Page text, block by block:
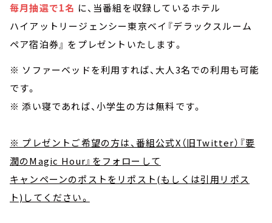
毎月抽選で1名 に、当番組を収録しているホテル
ハイアットリージェンシー東京ベイ『デラックスルーム
ペア宿泊券』 をプレゼントいたします。
※ ソファーベッドを利用すれば、大人3名での利用も可能
です。
※ 添い寝であれば、小学生の方は無料です。
※ プレゼントご希望の方は、番組公式X（旧Twitter）『要
潤のMagic Hour』をフォローして
キャンペーンのポストをリポスト(もしくは引用リポス
ト)してください。